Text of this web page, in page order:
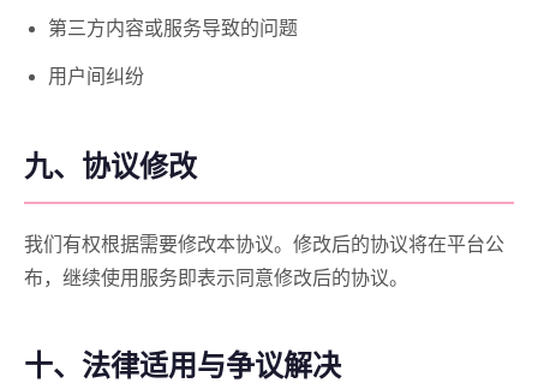
第三方内容或服务导致的问题
用户间纠纷
九、协议修改
我们有权根据需要修改本协议。修改后的协议将在平台公
布，继续使用服务即表示同意修改后的协议。
十、法律适用与争议解决